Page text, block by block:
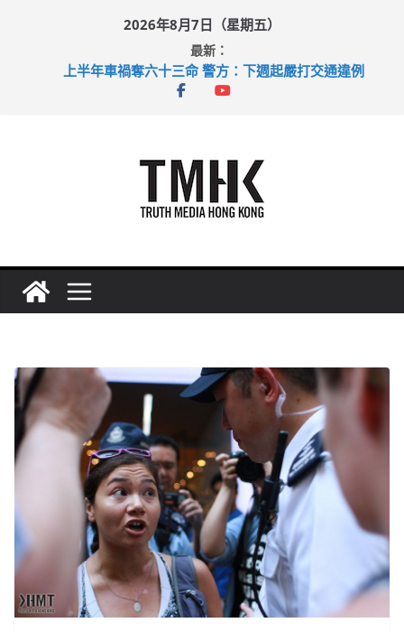
2026年8月7日（星期五）
最新：
上半年車禍奪六十三命 警方：下週起嚴打交通違例
性罪行修例獲九成支持 鄧炳強：爭取今屆任期內完成立法